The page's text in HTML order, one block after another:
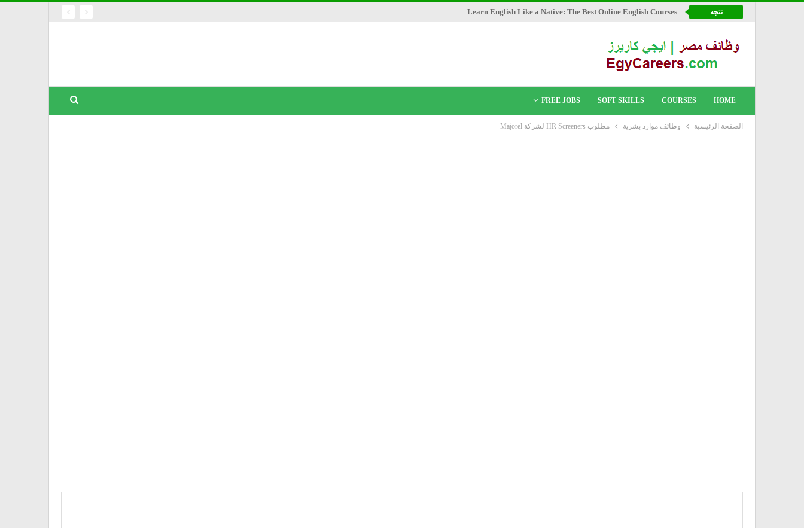
تتجه Learn English Like a Native: The Best Online English Courses
HOME
COURSES
SOFT SKILLS
FREE JOBS
الصفحة الرئيسية وظائف موارد بشرية مطلوب HR Screeners لشركة Majorel